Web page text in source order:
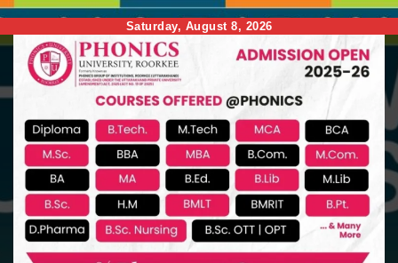
to
content
Saturday, August 8, 2026